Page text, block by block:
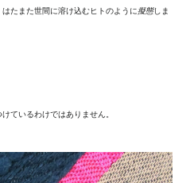
たまた世間に溶け込むヒトのように擬態しま
ているわけではありません。